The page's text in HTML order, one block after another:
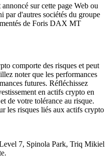
sur cette page Web ou
par d'autres sociétés du groupe
de Foris DAX MT
comporte des risques et peut
noter que les performances
futures. Réfléchissez
en actifs crypto en
de votre tolérance au risque.
les risques liés aux actifs crypto
7, Spinola Park, Triq Mikiel